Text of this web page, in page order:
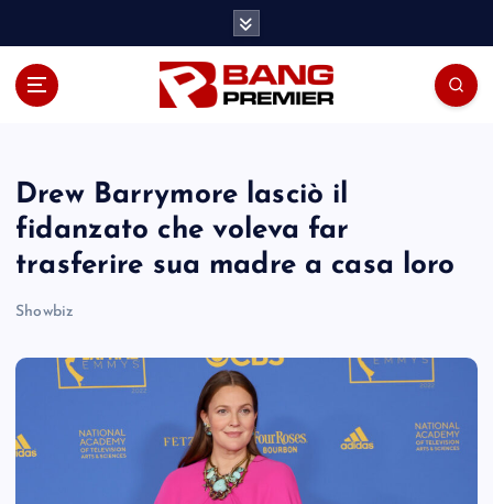
Drew Barrymore lasciò il
fidanzato che voleva far
trasferire sua madre a casa loro
Showbiz